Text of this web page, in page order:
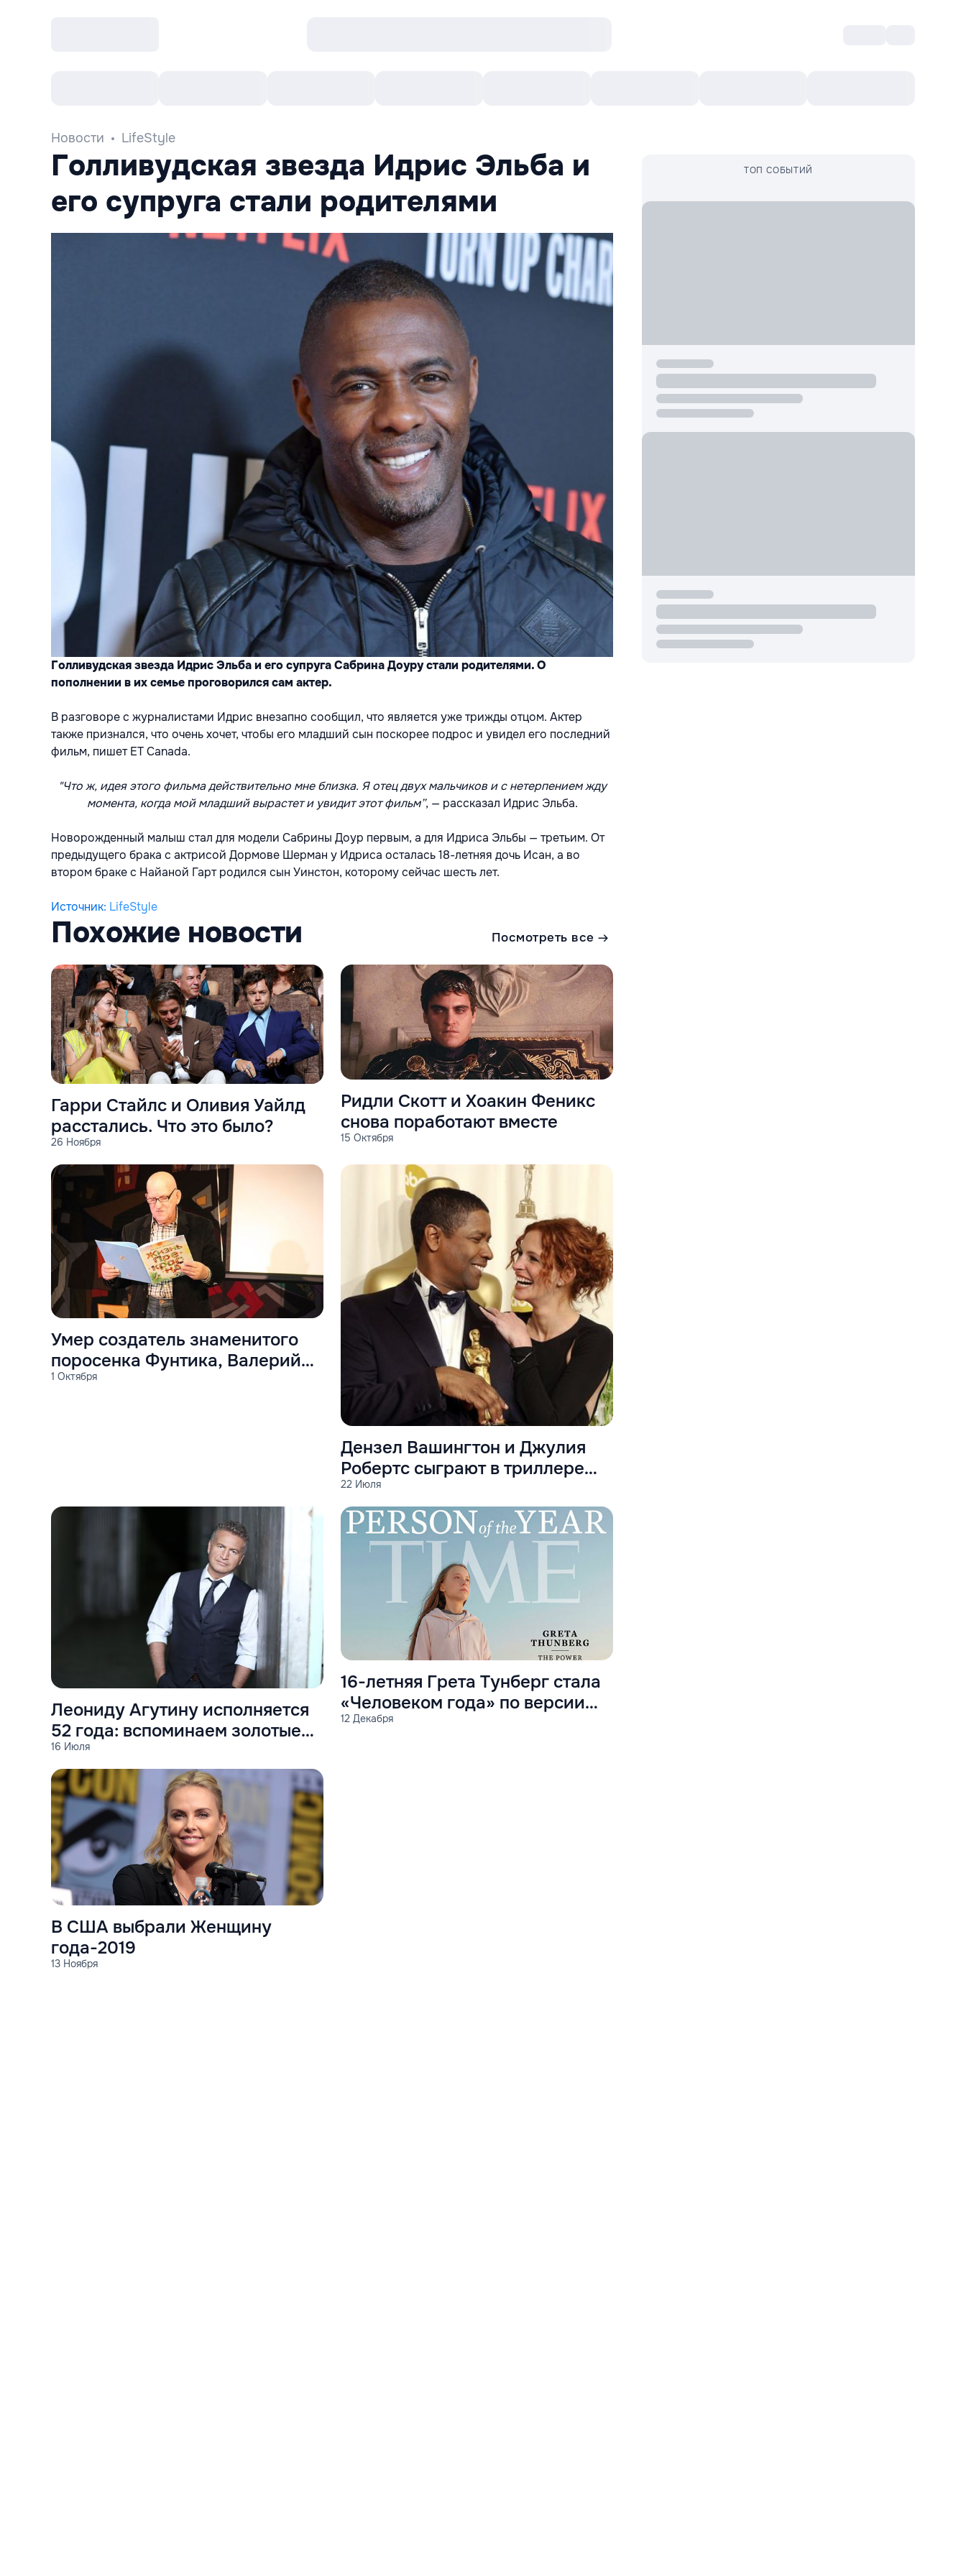
Новости LifeStyle
Голливудская звезда Идрис Эльба и
его супруга стали родителями
Голливудская звезда Идрис Эльба и его супруга Сабрина Доуру стали родителями. О
пополнении в их семье проговорился сам актер.
В разговоре с журналистами Идрис внезапно сообщил, что является уже трижды отцом. Актер
также признался, что очень хочет, чтобы его младший сын поскорее подрос и увидел его последний
фильм, пишет ET Canada.
"Что ж, идея этого фильма действительно мне близка. Я отец двух мальчиков и с нетерпением жду
момента, когда мой младший вырастет и увидит этот фильм”, — рассказал Идрис Эльба.
Новорожденный малыш стал для модели Сабрины Доур первым, а для Идриса Эльбы — третьим. От
предыдущего брака с актрисой Дормове Шерман у Идриса осталась 18-летняя дочь Исан, а во
втором браке с Найаной Гарт родился сын Уинстон, которому сейчас шесть лет.
Источник: LifeStyle
Похожие новости Посмотреть все
26 Ноября
Гарри Стайлс и Оливия Уайлд
расстались. Что это было?
15 Октября
Ридли Скотт и Хоакин Феникс
снова поработают вместе
1 Октября
Умер cоздатель знаменитого
поросенка Фунтика, Валерий
Шульжик
22 Июля
Дензел Вашингтон и Джулия
Робертс сыграют в триллере
“Оставь мир позади”
16 Июля
Леониду Агутину исполняется
52 года: вспоминаем золотые
хиты музыканта
12 Декабря
16-летняя Грета Тунберг стала
«Человеком года» по версии
Time
13 Ноября
В США выбрали Женщину
года-2019
ТОП СОБЫТИЙ